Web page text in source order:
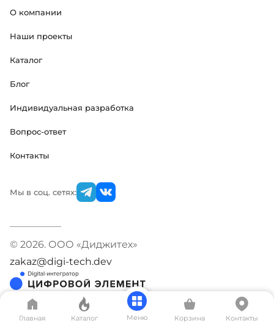
О компании
Наши проекты
Каталог
Блог
Индивидуальная разработка
Вопрос-ответ
Контакты
Мы в соц. сетях:
© 2026. ООО «Диджитех»
zakaz@digi-tech.dev
Главная Каталог Меню Корзина Контакты